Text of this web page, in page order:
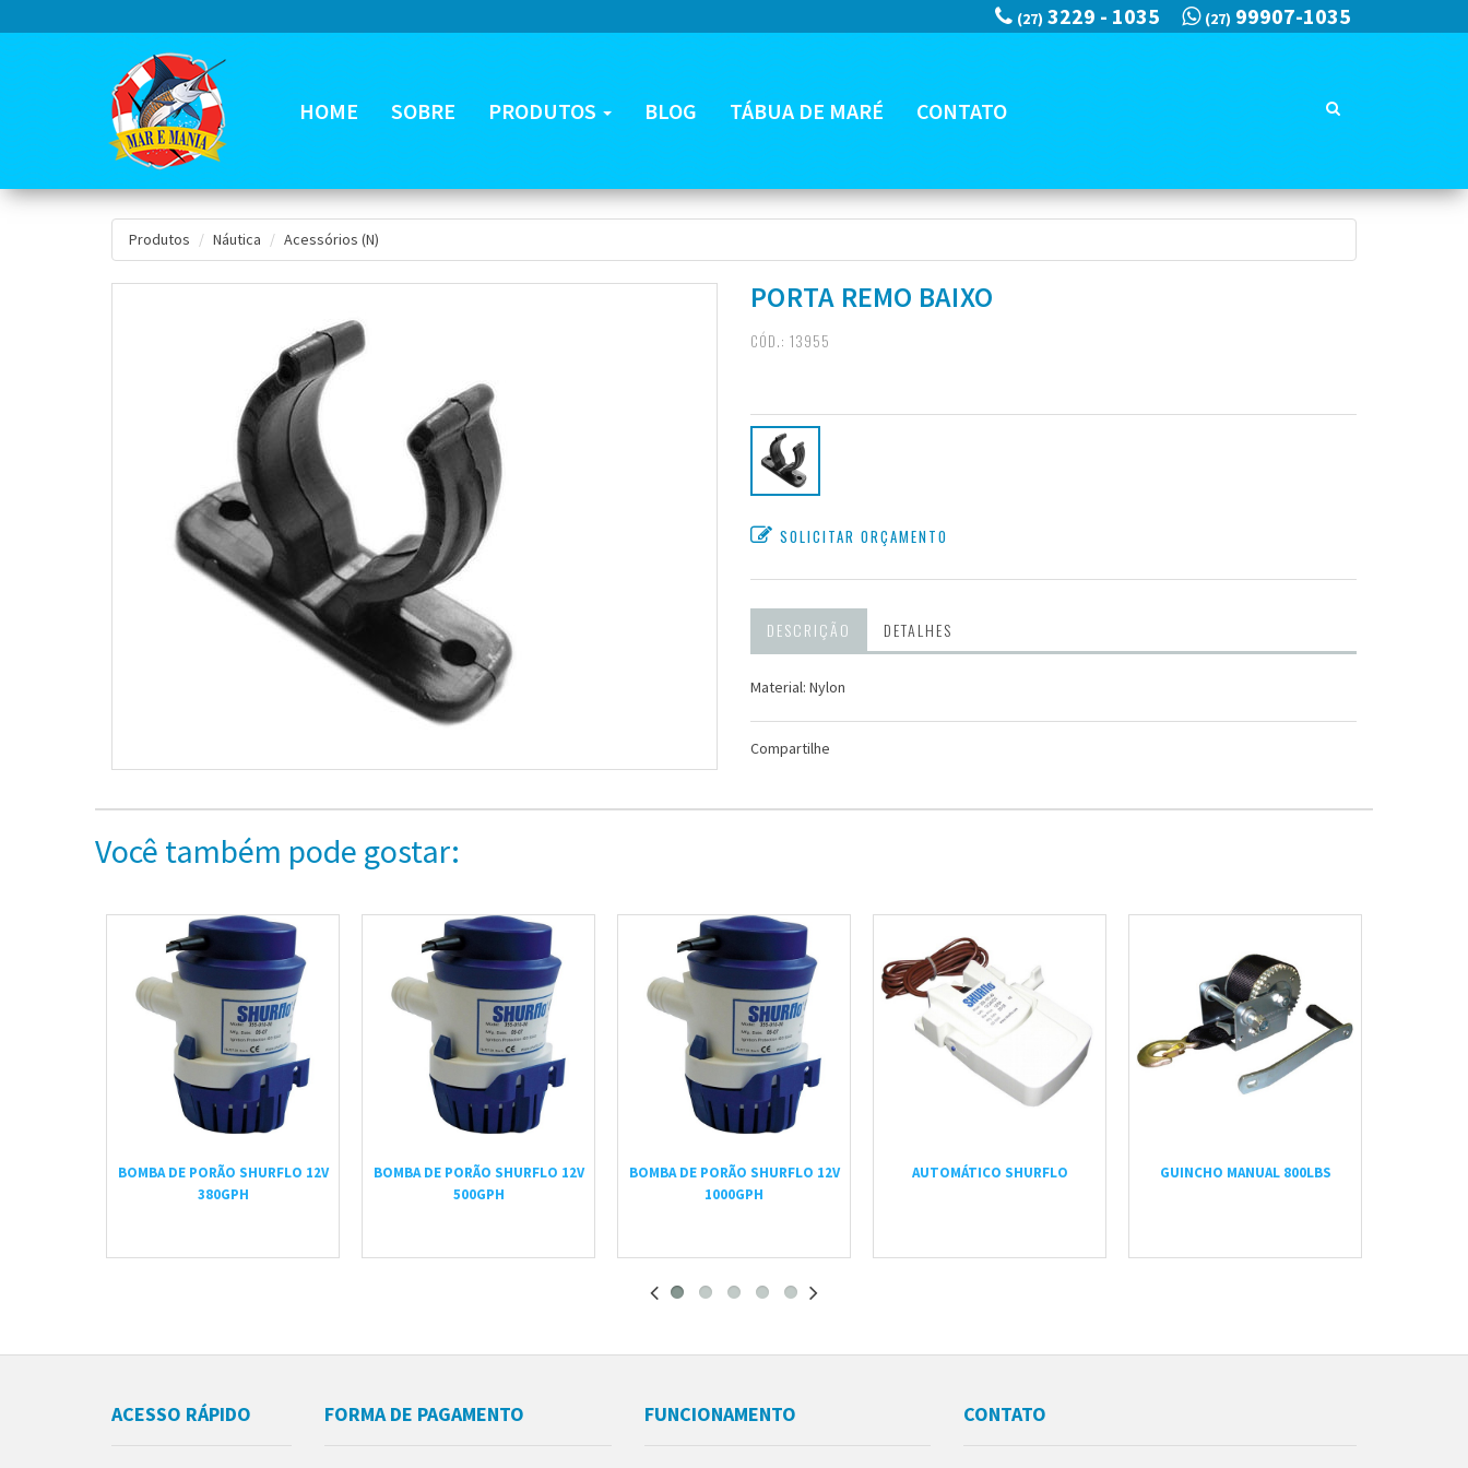
(27) 99907-1035
(27) 3229 - 1035
HOME SOBRE PRODUTOS BLOG TÁBUA DE MARÉ CONTATO
Produtos Náutica Acessórios (N)
PORTA REMO BAIXO
CÓD.: 13955
SOLICITAR ORÇAMENTO
DESCRIÇÃO DETALHES
Material: Nylon
Compartilhe
Você também pode gostar:
BOMBA DE PORÃO SHURFLO 12V
380GPH
BOMBA DE PORÃO SHURFLO 12V
500GPH
BOMBA DE PORÃO SHURFLO 12V
1000GPH
AUTOMÁTICO SHURFLO GUINCHO MANUAL 800LBS
ACESSO RÁPIDO FORMA DE PAGAMENTO FUNCIONAMENTO CONTATO